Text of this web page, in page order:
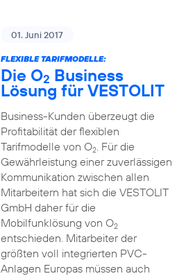
01. Juni 2017
FLEXIBLE TARIFMODELLE:
Die O2 Business
Lösung für VESTOLIT
Business-Kunden überzeugt die
Profitabilität der flexiblen
Tarifmodelle von O2. Für die
Gewährleistung einer zuverlässigen
Kommunikation zwischen allen
Mitarbeitern hat sich die VESTOLIT
GmbH daher für die
Mobilfunklösung von O2
entschieden. Mitarbeiter der
größten voll integrierten PVC-
Anlagen Europas müssen auch